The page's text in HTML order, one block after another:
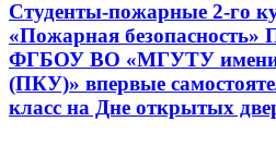
Студенты-пожарные 2-го
«Пожарная
ФГБОУ ВО «МГУТУ имени
(ПКУ)» впервые
класс на Дне открытых